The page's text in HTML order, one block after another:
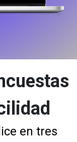
en tres